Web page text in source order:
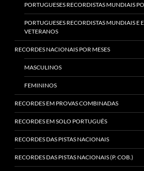
PORTUGUESES RECORDISTAS MUNDIAIS
PORTUGUESES RECORDISTAS MUNDIAIS E
VETERANOS
RECORDES NACIONAIS POR MESES
MASCULINOS
FEMININOS
RECORDES EM PROVAS COMBINADAS
RECORDES EM SOLO PORTUGUÊS
RECORDES DAS PISTAS NACIONAIS
RECORDES DAS PISTAS NACIONAIS (P. COB.)